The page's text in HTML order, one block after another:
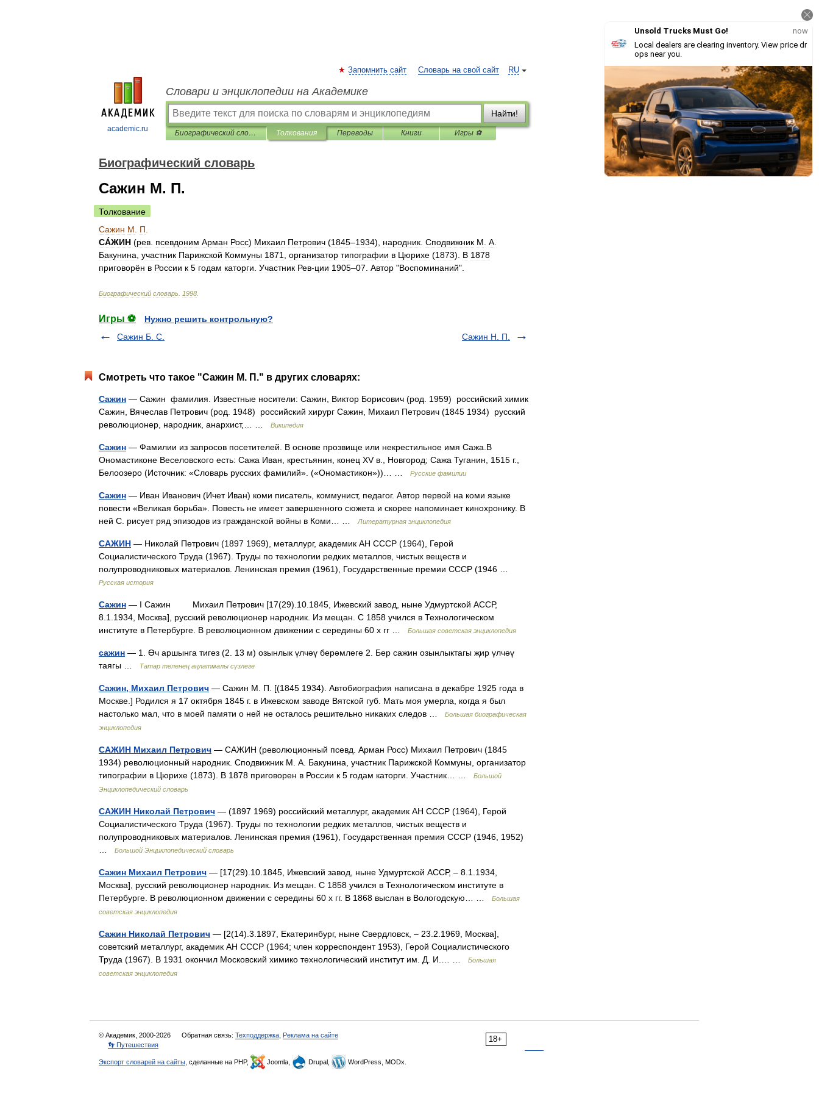
academic.ru
RU
Запомнить сайт Словарь на свой сайт
Словари и энциклопедии на Академике
Найти!
Биографический словарь Толкования Переводы Книги Игры ⚽
Биографический словарь
Сажин М. П.
Толкование
Сажин М П
СÁЖИН (рев псевдоним Арман Росс) Михаил Петрович (1845–1934), народник Сподвижник М А
Бакунина участник Парижской Коммуны 1871 организатор типографии в Цюрихе (1873). В 1878
приговорён в России к 5 годам каторги Участник Рев-ции 1905–07 Автор "Воспоминаний".
Биографический словарь 1998
Игры ⚽
Нужно решить контрольную?
Сажин Б. С.
Сажин Н. П.
Смотреть что такое "Сажин М. П." в других словарях:
Сажин — Сажин фамилия. Известные носители: Сажин, Виктор Борисович (род. 1959) российский химик
Сажин, Вячеслав Петрович (род. 1948) российский хирург Сажин, Михаил Петрович (1845 1934) русский
революционер, народник, анархист,… …
Википедия
Сажин — Фамилии из запросов посетителей. В основе прозвище или некрестильное имя Сажа.В
Ономастиконе Веселовского есть: Сажа Иван, крестьянин, конец XV в., Новгород; Сажа Туганин, 1515 г.,
Белоозеро (Источник: «Словарь русских фамилий». («Ономастикон»))… …
Русские фамилии
Сажин — Иван Иванович (Ичет Иван) коми писатель, коммунист, педагог. Автор первой на коми языке
повести «Великая борьба». Повесть не имеет завершенного сюжета и скорее напоминает кинохронику. В
ней С. рисует ряд эпизодов из гражданской войны в Коми… …
Литературная энциклопедия
САЖИН — Николай Петрович (1897 1969), металлург, академик АН СССР (1964), Герой
Социалистического Труда (1967). Труды по технологии редких металлов, чистых веществ и
полупроводниковых материалов. Ленинская премия (1961), Государственные премии СССР (1946 …
Русская история
Сажин — I Сажин Михаил Петрович [17(29).10.1845, Ижевский завод, ныне Удмуртской АССР,
8.1.1934, Москва], русский революционер народник. Из мещан. С 1858 учился в Технологическом
институте в Петербурге. В революционном движении с середины 60 х гг …
Большая советская энциклопедия
сажин — 1. Өч аршынга тигез (2. 13 м) озынлык үлчәү берәмлеге 2. Бер сажин озынлыктагы җир үлчәү
таягы …
Татар теленең аңлатмалы сүзлеге
Сажин, Михаил Петрович — Сажин М. П. [(1845 1934). Автобиография написана в декабре 1925 года в
Москве.] Родился я 17 октября 1845 г. в Ижевском заводе Вятской губ. Мать моя умерла, когда я был
настолько мал, что в моей памяти о ней не осталось решительно никаких следов …
Большая биографическая
энциклопедия
САЖИН Михаил Петрович — САЖИН (революционный псевд. Арман Росс) Михаил Петрович (1845
1934) революционный народник. Сподвижник М. А. Бакунина, участник Парижской Коммуны, организатор
типографии в Цюрихе (1873). В 1878 приговорен в России к 5 годам каторги. Участник… …
Большой
Энциклопедический словарь
САЖИН Николай Петрович — (1897 1969) российский металлург, академик АН СССР (1964), Герой
Социалистического Труда (1967). Труды по технологии редких металлов, чистых веществ и
полупроводниковых материалов. Ленинская премия (1961), Государственная премия СССР (1946, 1952)
Большой Энциклопедический словарь
Сажин Михаил Петрович — [17(29).10.1845, Ижевский завод, ныне Удмуртской АССР, ‒ 8.1.1934,
Москва], русский революционер народник. Из мещан. С 1858 учился в Технологическом институте в
Петербурге. В революционном движении с середины 60 х гг. В 1868 выслан в Вологодскую… …
Большая
советская энциклопедия
Сажин Николай Петрович — [2(14).3.1897, Екатеринбург, ныне Свердловск, ‒ 23.2.1969, Москва],
советский металлург, академик АН СССР (1964; член корреспондент 1953), Герой Социалистического
Труда (1967). В 1931 окончил Московский химико технологический институт им. Д. И.… …
Большая
советская энциклопедия
18+
© Академик, 2000-2026 Обратная связь: Техподдержка Реклама на сайте
👣 Путешествия
Экспорт словарей на сайты , сделанные на PHP, Joomla, Drupal, WordPress, MODx.